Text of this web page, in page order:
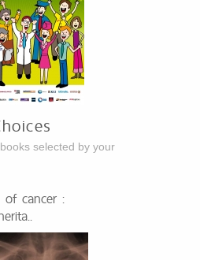
selected by your
of cancer :